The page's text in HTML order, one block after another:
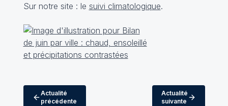
Sur notre site : le suivi climatologique.
Actualité
précédente
Actualité
suivante